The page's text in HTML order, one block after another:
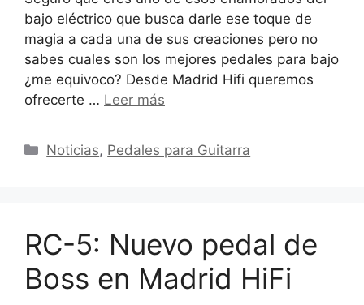
bajo eléctrico que busca darle ese toque de
magia a cada una de sus creaciones pero no
sabes cuales son los mejores pedales para bajo
¿me equivoco? Desde Madrid Hifi queremos
ofrecerte … Leer más
Categorías
Noticias, Pedales para Guitarra
RC-5: Nuevo pedal de
Boss en Madrid HiFi